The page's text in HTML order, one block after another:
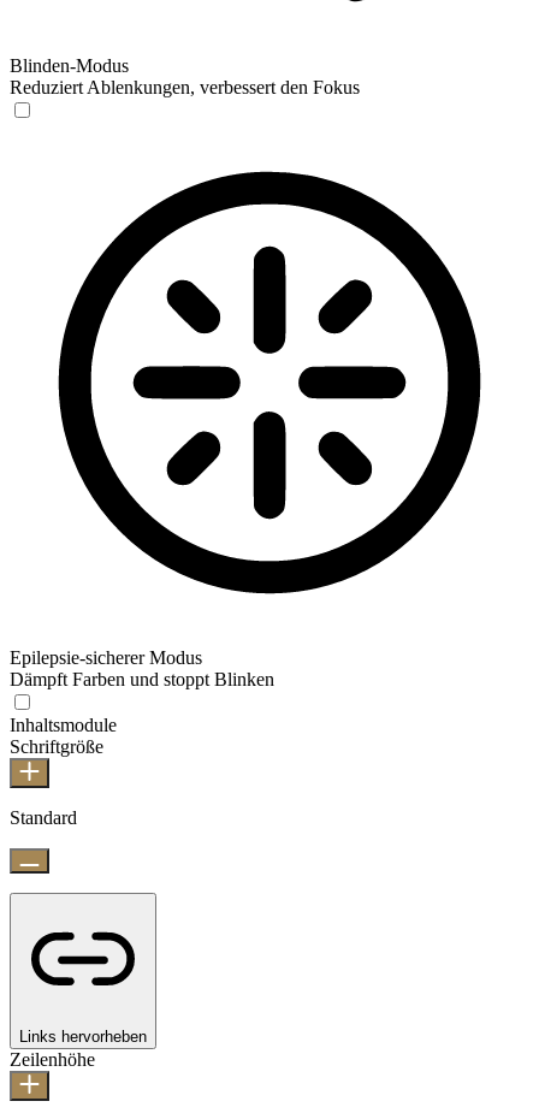
Blinden-Modus
Reduziert Ablenkungen, verbessert den Fokus
Epilepsie-sicherer Modus
Dämpft Farben und stoppt Blinken
Inhaltsmodule
Schriftgröße
Standard
Links hervorheben
Zeilenhöhe